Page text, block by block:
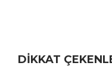
DİKKAT